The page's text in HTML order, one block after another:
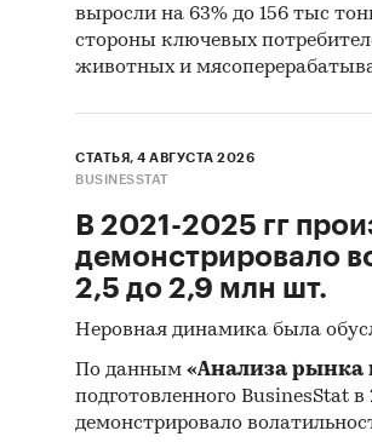
выросли на 63% до 156 тыс
стороны ключевых
животных и
СТАТЬЯ, 4 АВГУСТА 2026
BUSINESSTAT
В 2021-2025 гг
демонстрировало
2,5 до 2,9 млн шт.
Неровная динамика была
По данным «Анализа рынка
подготовленного BusinesStat в
демонстрировало